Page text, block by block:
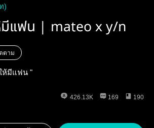
)
มีแฟน | mateo x y/n
ตาม
ห้มีแฟน "
426.13K 169 190